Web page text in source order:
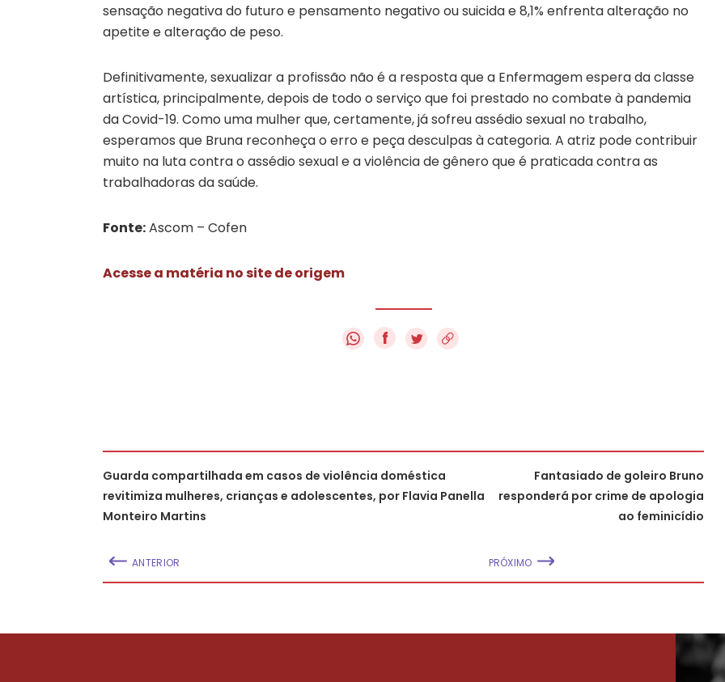
sensação negativa do futuro e pensamento negativo ou suicida e 8,1% enfrenta alteração no
apetite e alteração de peso.
Definitivamente, sexualizar a profissão não é a resposta que a Enfermagem espera da classe
artística, principalmente, depois de todo o serviço que foi prestado no combate à pandemia
da Covid-19. Como uma mulher que, certamente, já sofreu assédio sexual no trabalho,
esperamos que Bruna reconheça o erro e peça desculpas à categoria. A atriz pode contribuir
muito na luta contra o assédio sexual e a violência de gênero que é praticada contra as
trabalhadoras da saúde.
Fonte:Ascom – Cofen
Acesse a matéria no site de origem
f
Guarda compartilhada em casos de violência doméstica
revitimiza mulheres, crianças e adolescentes, por Flavia Panella
Monteiro Martins
ANTERIOR
Fantasiado de goleiro Bruno
responderá por crime de apologia
ao feminicídio
PRÓXIMO